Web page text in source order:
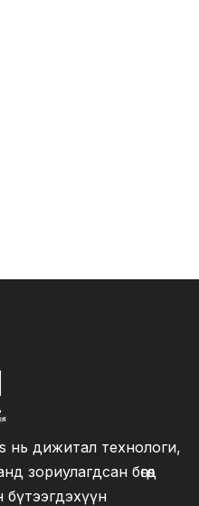
нь дижитал технологи,
зориулагдсан бөгөөд
бүтээгдэхүүн